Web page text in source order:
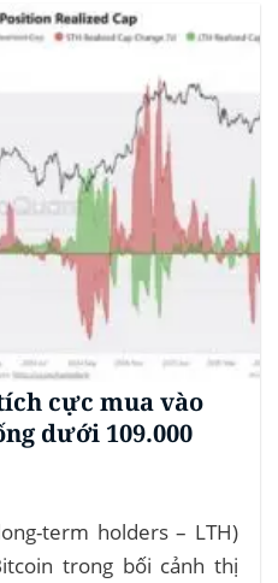
SEC đối với...
cực mua vào
dưới 109.000
term holders – LTH)
trong bối cảnh thị